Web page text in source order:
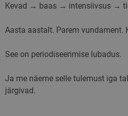
Kevad → baas → intensiivsus →
Aasta aastalt. Parem vundament.
See on periodiseerimise lubadus.
Ja me näeme selle tulemust iga
järgivad.